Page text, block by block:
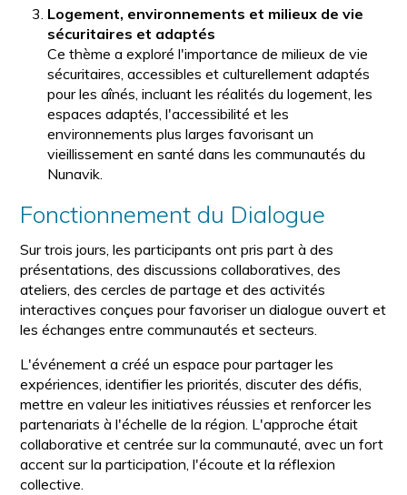
Logement, environnements et milieux de vie
sécuritaires et adaptés
Ce thème a exploré l'importance de milieux de vie
sécuritaires, accessibles et culturellement adaptés
pour les aînés, incluant les réalités du logement, les
espaces adaptés, l'accessibilité et les
environnements plus larges favorisant un
vieillissement en santé dans les communautés du
Nunavik.
Fonctionnement du Dialogue
Sur trois jours, les participants ont pris part à des
présentations, des discussions collaboratives, des
ateliers, des cercles de partage et des activités
interactives conçues pour favoriser un dialogue ouvert et
les échanges entre communautés et secteurs.
L'événement a créé un espace pour partager les
expériences, identifier les priorités, discuter des défis,
mettre en valeur les initiatives réussies et renforcer les
partenariats à l'échelle de la région. L'approche était
collaborative et centrée sur la communauté, avec un fort
accent sur la participation, l'écoute et la réflexion
collective.